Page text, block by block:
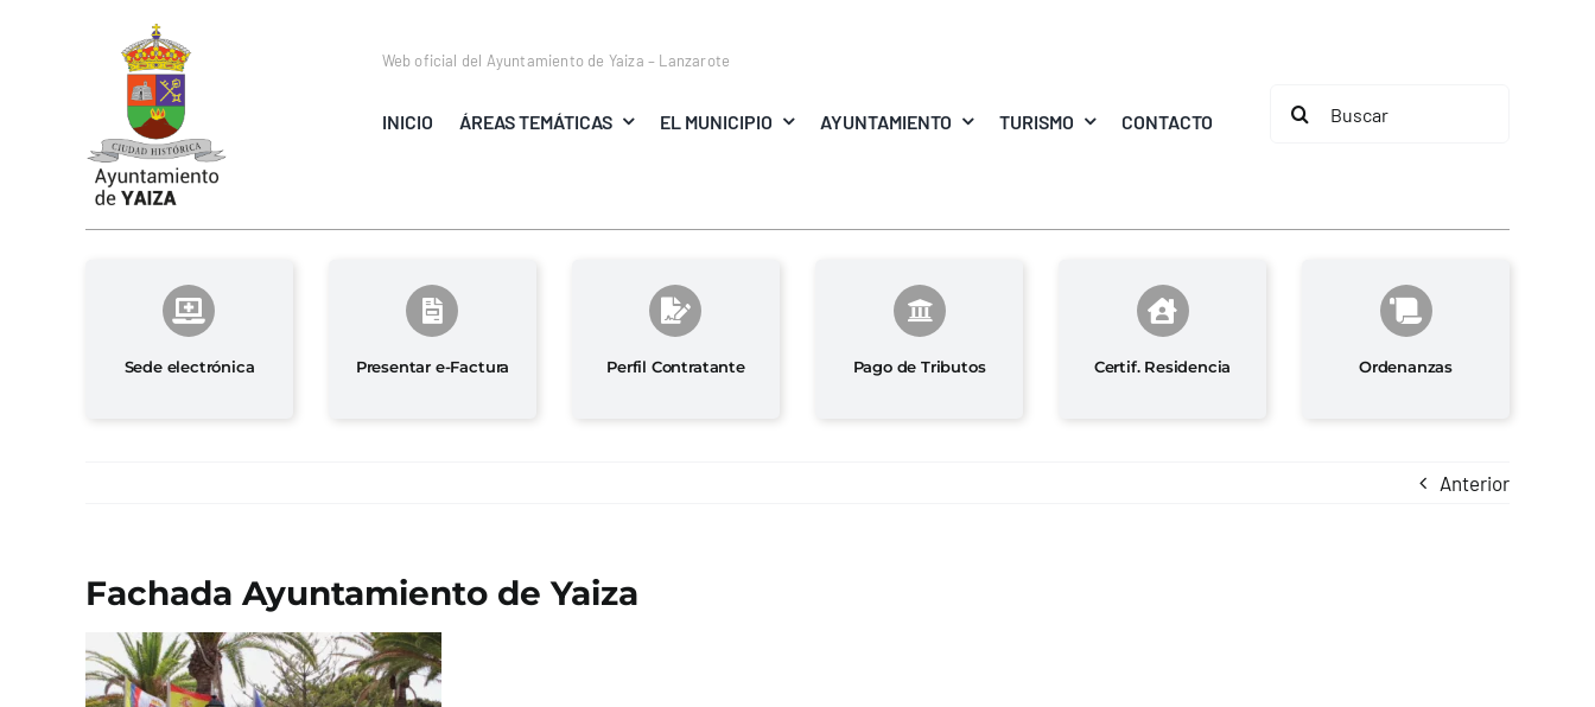
Web oficial del Ayuntamiento de Yaiza – Lanzarote
INICIO ÁREAS TEMÁTICAS EL MUNICIPIO AYUNTAMIENTO TURISMO CONTACTO
Buscar:
Sede electrónica Presentar e-Factura Perfil Contratante Pago de Tributos Certif. Residencia Ordenanzas
Anterior
Fachada Ayuntamiento de Yaiza